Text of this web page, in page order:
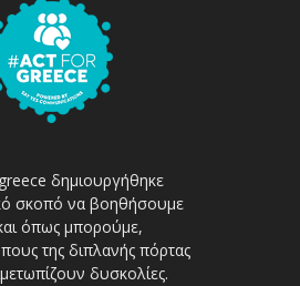
δημιουργήθηκε
σκοπό να βοηθήσουμε
όπως μπορούμε,
της διπλανής πόρτας
δυσκολίες.